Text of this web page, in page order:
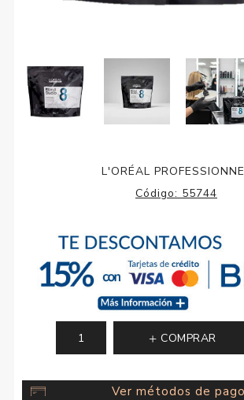
L'ORÉAL
Código: 55744
COMPRAR
Ver métodos de pago